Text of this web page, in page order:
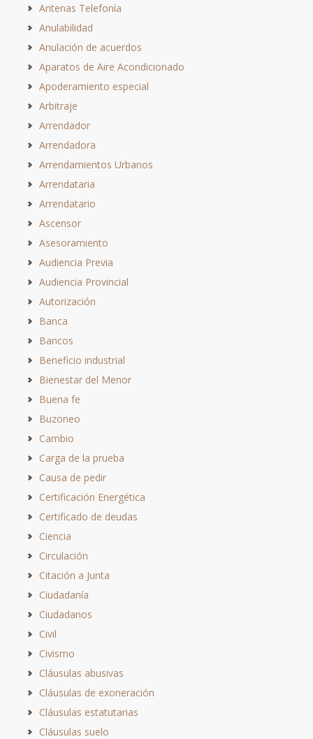
Antenas Telefonía
Anulabilidad
Anulación de acuerdos
Aparatos de Aire Acondicionado
Apoderamiento especial
Arbitraje
Arrendador
Arrendadora
Arrendamientos Urbanos
Arrendataria
Arrendatario
Ascensor
Asesoramiento
Audiencia Previa
Audiencia Provincial
Autorización
Banca
Bancos
Beneficio industrial
Bienestar del Menor
Buena fe
Buzoneo
Cambio
Carga de la prueba
Causa de pedir
Certificación Energética
Certificado de deudas
Ciencia
Circulación
Citación a Junta
Ciudadanía
Ciudadanos
Civil
Civismo
Cláusulas abusivas
Cláusulas de exoneración
Cláusulas estatutarias
Cláusulas suelo